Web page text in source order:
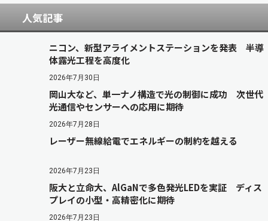
人気記事
ニコン、新型アライメントステーションを発表 半導
体露光工程を高度化
2026年7月30日
岡山大など、単一ナノ構造で光の制御に成功 次世代
光通信やセンサーへの応用に期待
2026年7月28日
レーザー無線給電でエネルギーの制約を越える
2026年7月23日
阪大と立命大、AlGaNで多色発光LEDを実証 ディス
プレイの小型・高精密化に期待
2026年7月23日